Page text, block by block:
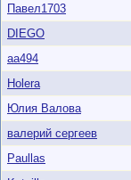
Павел1703
DIEGO
aa494
Holera
Юлия Валова
валерий сергеев
Paullas